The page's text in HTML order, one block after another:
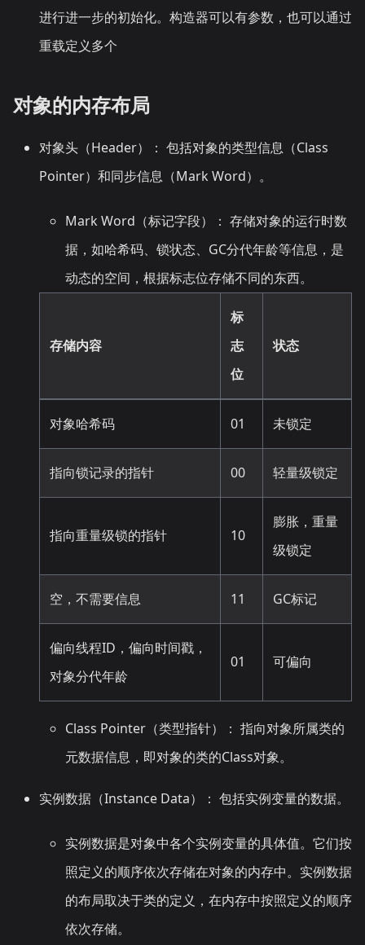
进行进一步的初始化。构造器可以有参数，也可以通过
重载定义多个
对象的内存布局
对象头（Header）： 包括对象的类型信息（Class
Pointer）和同步信息（Mark Word）。
Mark Word（标记字段）： 存储对象的运行时数
据，如哈希码、锁状态、GC分代年龄等信息，是
动态的空间，根据标志位存储不同的东西。
存储内容
标
志
位
状态
对象哈希码 01 未锁定
指向锁记录的指针 00 轻量级锁定
指向重量级锁的指针 10
膨胀，重量
级锁定
空，不需要信息 11 GC标记
偏向线程ID，偏向时间戳，
对象分代年龄
01 可偏向
Class Pointer（类型指针）： 指向对象所属类的
元数据信息，即对象的类的Class对象。
实例数据（Instance Data）： 包括实例变量的数据。
实例数据是对象中各个实例变量的具体值。它们按
照定义的顺序依次存储在对象的内存中。实例数据
的布局取决于类的定义，在内存中按照定义的顺序
依次存储。